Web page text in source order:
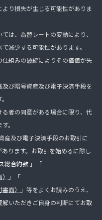
り損失が生じる可能性がありま
は、為替レートの変動により、
減少する可能性があります。
組みの破綻によりその価値が失
び暗号資産及び電子決済手段を
者の同意がある場合に限り、代
。
産及び電子決済手段のお取引に
ります。お取引を始めるに際し
総合約款 」「
」「
面）
」等をよくお読みのうえ、
解いただきご自身の判断にてお取